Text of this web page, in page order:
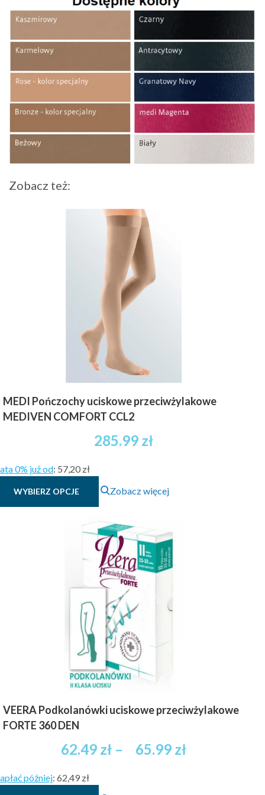
Zobacz też:
MEDI Pończochy uciskowe przeciwżylakowe
MEDIVEN COMFORT CCL2
285.99 zł
0% już od: 57,20 zł
WYBIERZ OPCJE
Ten
produkt
wiele
wariantów.
Opcje
można
wybrać
na
stronie
produktu
Zobacz więcej
VEERA Podkolanówki uciskowe przeciwżylakowe
FORTE 360 DEN
62.49 zł – 65.99 złZakres
później: 62,49 zł
Ten